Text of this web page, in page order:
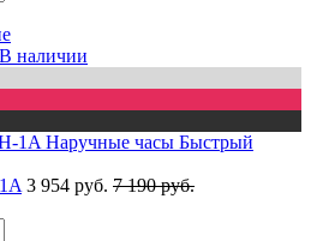
В наличии
Быстрый
3 954 руб. 7 190 руб.